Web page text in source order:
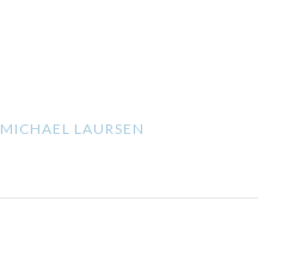
MICHAEL LAURSEN